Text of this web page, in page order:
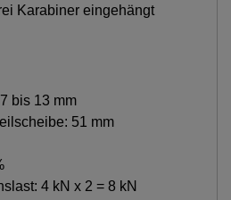
Karabiner eingehängt
bis 13 mm
51 mm
4 kN x 2 = 8 kN